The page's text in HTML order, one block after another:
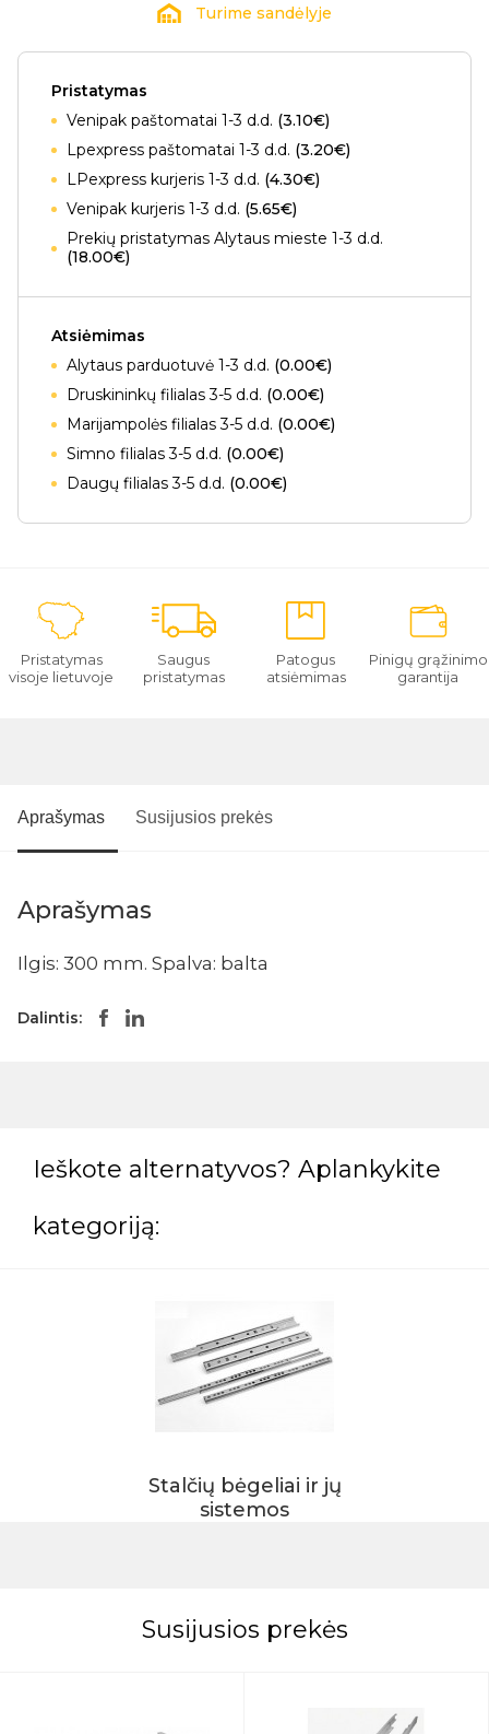
Turime sandėlyje
Pristatymas
Venipak paštomatai 1-3 d.d. (3.10€)
Lpexpress paštomatai 1-3 d.d. (3.20€)
LPexpress kurjeris 1-3 d.d. (4.30€)
Venipak kurjeris 1-3 d.d. (5.65€)
Prekių pristatymas Alytaus mieste 1-3 d.d.
(18.00€)
Atsiėmimas
Alytaus parduotuvė 1-3 d.d. (0.00€)
Druskininkų filialas 3-5 d.d. (0.00€)
Marijampolės filialas 3-5 d.d. (0.00€)
Simno filialas 3-5 d.d. (0.00€)
Daugų filialas 3-5 d.d. (0.00€)
Pristatymas
visoje lietuvoje
Saugus
pristatymas
Patogus
atsiėmimas
Pinigų grąžinimo
garantija
Aprašymas Susijusios prekės
Aprašymas
Ilgis: 300 mm. Spalva: balta
Dalintis:
Ieškote alternatyvos? Aplankykite
kategoriją:
Stalčių bėgeliai ir jų
sistemos
Susijusios prekės